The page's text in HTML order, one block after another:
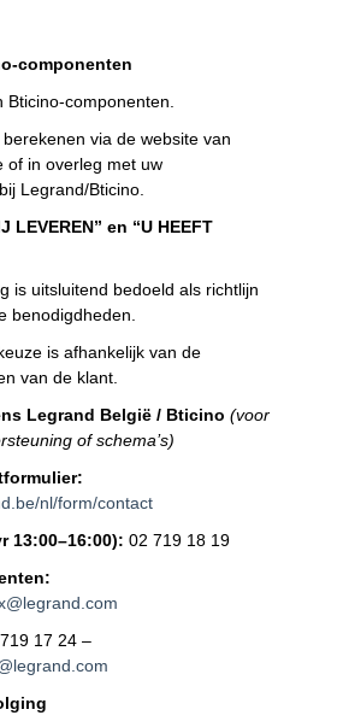
componenten
Bticino-componenten.
via de website van
of in overleg met uw
Legrand/Bticino.
LEVEREN” en “U HEEFT
is uitsluitend bedoeld als richtlijn
benodigdheden.
is afhankelijk van de
van de klant.
Legrand België / Bticino (voor
of schema’s)
nl/form/contact
13:00–16:00): 02 719 18 19
17 24 –